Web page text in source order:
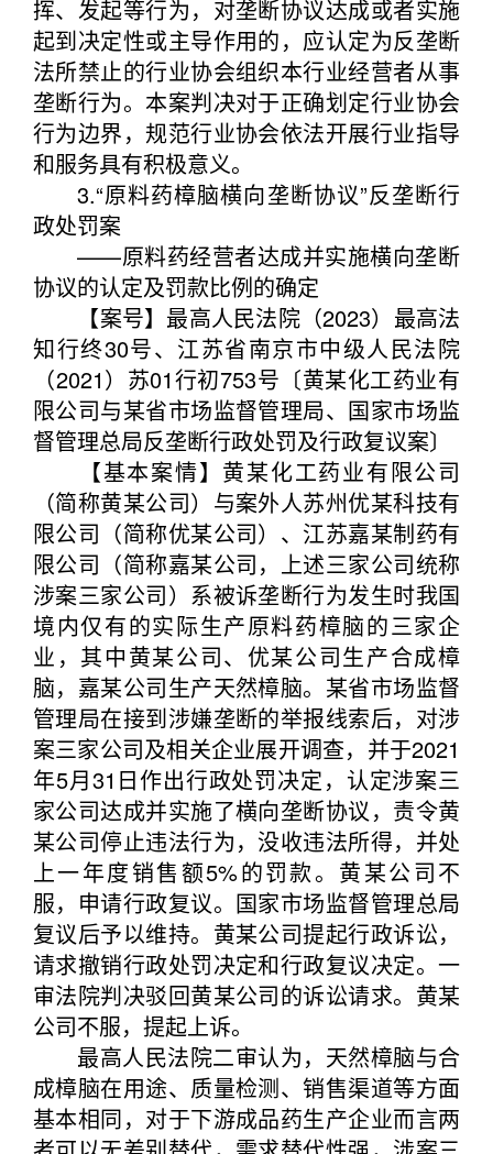
挥、发起等行为，对垄断协议达成或者实施
起到决定性或主导作用的，应认定为反垄断
法所禁止的行业协会组织本行业经营者从事
垄断行为。本案判决对于正确划定行业协会
行为边界，规范行业协会依法开展行业指导
和服务具有积极意义。
3.“原料药樟脑横向垄断协议”反垄断行
政处罚案
——原料药经营者达成并实施横向垄断
协议的认定及罚款比例的确定
【案号】最高人民法院（2023）最高法
知行终30号、江苏省南京市中级人民法院
（2021）苏01行初753号〔黄某化工药业有
限公司与某省市场监督管理局、国家市场监
督管理总局反垄断行政处罚及行政复议案〕
【基本案情】黄某化工药业有限公司
（简称黄某公司）与案外人苏州优某科技有
限公司（简称优某公司）、江苏嘉某制药有
限公司（简称嘉某公司，上述三家公司统称
涉案三家公司）系被诉垄断行为发生时我国
境内仅有的实际生产原料药樟脑的三家企
业，其中黄某公司、优某公司生产合成樟
脑，嘉某公司生产天然樟脑。某省市场监督
管理局在接到涉嫌垄断的举报线索后，对涉
案三家公司及相关企业展开调查，并于2021
年5月31日作出行政处罚决定，认定涉案三
家公司达成并实施了横向垄断协议，责令黄
某公司停止违法行为，没收违法所得，并处
上一年度销售额5%的罚款。黄某公司不
服，申请行政复议。国家市场监督管理总局
复议后予以维持。黄某公司提起行政诉讼，
请求撤销行政处罚决定和行政复议决定。一
审法院判决驳回黄某公司的诉讼请求。黄某
公司不服，提起上诉。
最高人民法院二审认为，天然樟脑与合
成樟脑在用途、质量检测、销售渠道等方面
基本相同，对于下游成品药生产企业而言两